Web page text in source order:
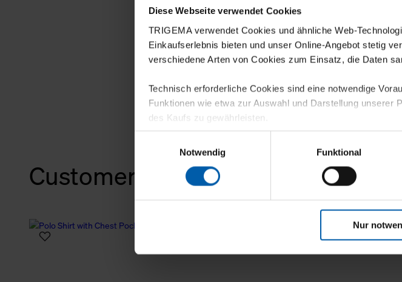
Diese Webseite verwendet Cookies
TRIGEMA verwendet Cookies und ähnliche Web-
Einkaufserlebnis bieten und unser Online-Angebot stetig
verschiedene Arten von Cookies zum Einsatz, die Daten
Technisch erforderliche Cookies sind eine notwendige
Funktionen wie etwa zur Auswahl und Darstellung unserer
des Kaufs zu gewährleisten.
Für die Darstellung personalisierter Angebote, Anzeigen
sowie für Marketing-, Statistik- und Tracking-Zwecke zur
personenbezogene Informationen. Diese übermitteln wir
Klicken Sie auf "Alle erlauben", damit wir alle Cookies und
verwenden dürfen. Über die jeweiligen Schaltflächen
Notwendig
Funktional
Nur
Customers also bought